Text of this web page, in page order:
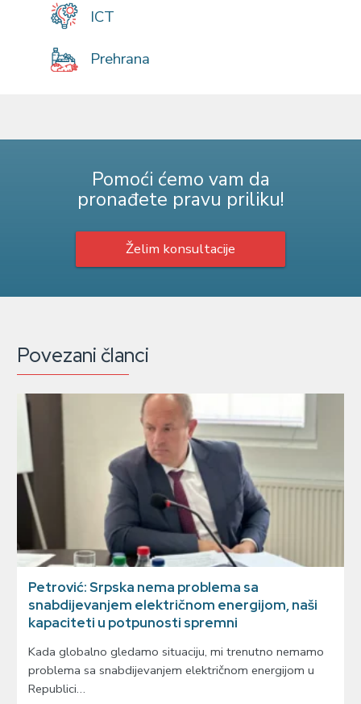
ICT
Prehrana
Pomoći ćemo vam da
pronađete pravu priliku!
Želim konsultacije
Povezani članci
Petrović: Srpska nema problema sa
snabdijevanjem električnom energijom, naši
kapaciteti u potpunosti spremni
Kada globalno gledamo situaciju, mi trenutno nemamo
problema sa snabdijevanjem električnom energijom u
Republici…